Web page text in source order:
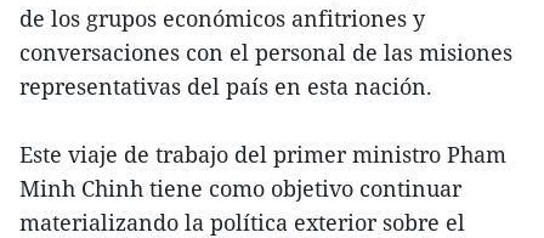
de los grupos económicos anfitriones y
conversaciones con el personal de las misiones
representativas del país en esta nación.
Este viaje de trabajo del primer ministro Pham
Minh Chinh tiene como objetivo continuar
materializando la política exterior sobre el